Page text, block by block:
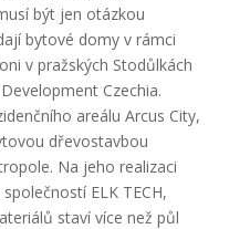
být jen otázkou
bytové domy v rámci
v pražských Stodůlkách
Czechia.
areálu Arcus City,
dřevostavbou
Na jeho realizaci
ELK TECH,
staví více než půl